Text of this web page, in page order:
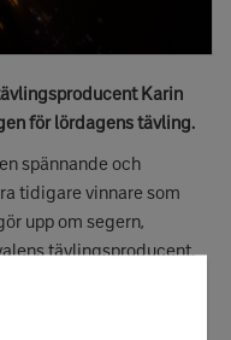
Karin
för lördagens tävling.
spännande och
tidigare vinnare som
upp om segern,
tävlingsproducent.